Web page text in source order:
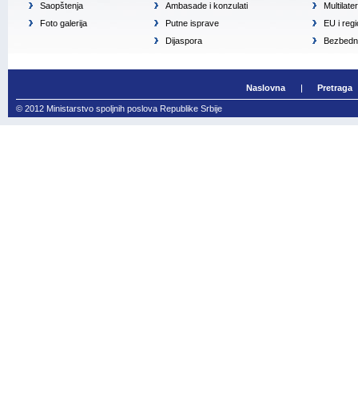
Saopštenja
Foto galerija
Ambasade i konzulati
Putne isprave
Dijaspora
EU i
Naslovna Pretraga
© 2012 Ministarstvo spoljnih poslova Republike Srbije